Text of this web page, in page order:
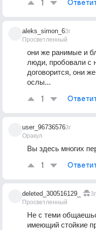
1
aleks_simon_6
Просветленный
3г
они же ранимые и
люди, пробовали с
договорится, они
ослы...
1
user_96736576
Оракул
3г
Вы здесь многих
1
deleted_300516129_
Просветленный
3г
Не с теми
имеющий стойкие